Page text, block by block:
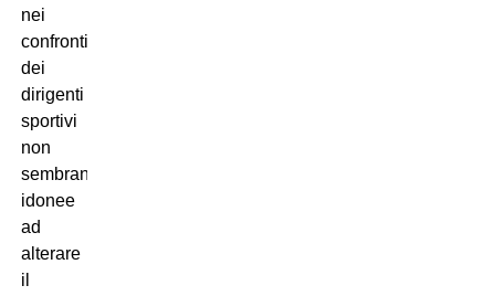
nei
confronti
dei
dirigenti
sportivi
non
sembrano
idonee
ad
alterare
il